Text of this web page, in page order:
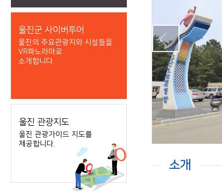
울진군 사이버투어
울진의 주요관광지와 시설들을
VR파노라마로
소개합니다.
울진 관광지도
울진 관광가이드 지도를
제공합니다.
소개